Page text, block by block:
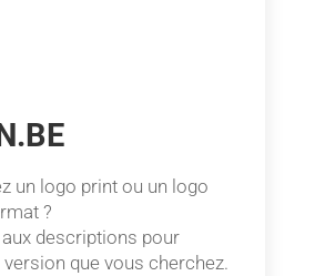
un logo print ou un logo
?
descriptions pour
que vous cherchez.